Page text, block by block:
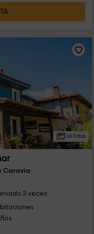
16 Fotos
Caravia
3 veces